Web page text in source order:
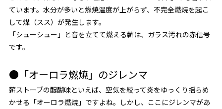
ています。水分が多いと燃焼温度が上がらず、不完全燃焼を起こ
して煤（スス）が発生します。
「シューシュー」と音を立てて燃える薪は、ガラス汚れの赤信号
です。
●「オーロラ燃焼」のジレンマ
薪ストーブの醍醐味といえば、空気を絞って炎をゆっくり揺らめ
かせる「オーロラ燃焼」ですよね。しかし、ここにジレンマがあ